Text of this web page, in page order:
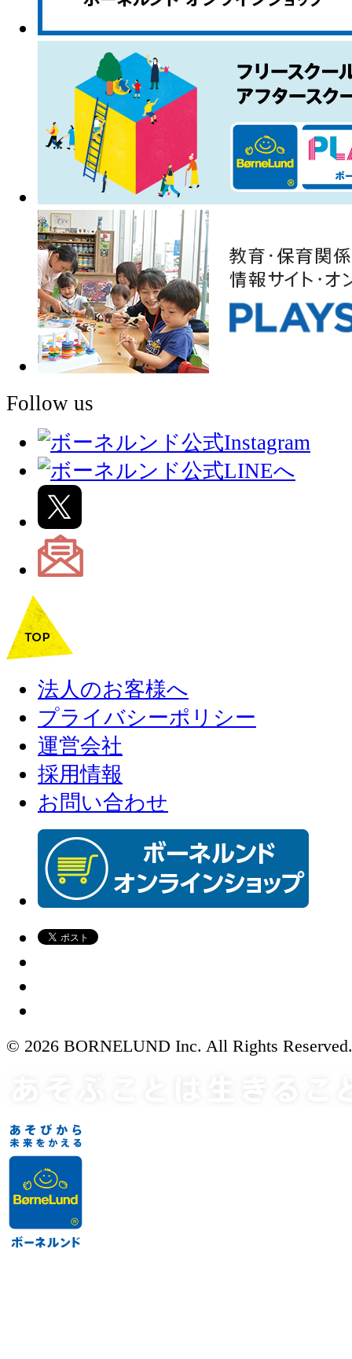
Follow us
法人のお客様へ
プライバシーポリシー
運営会社
採用情報
お問い合わせ
© 2026 BORNELUND Inc. All Rights Reserved.